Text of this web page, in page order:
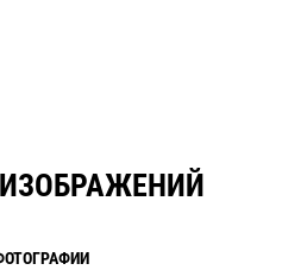
ИЗОБРАЖЕНИЙ